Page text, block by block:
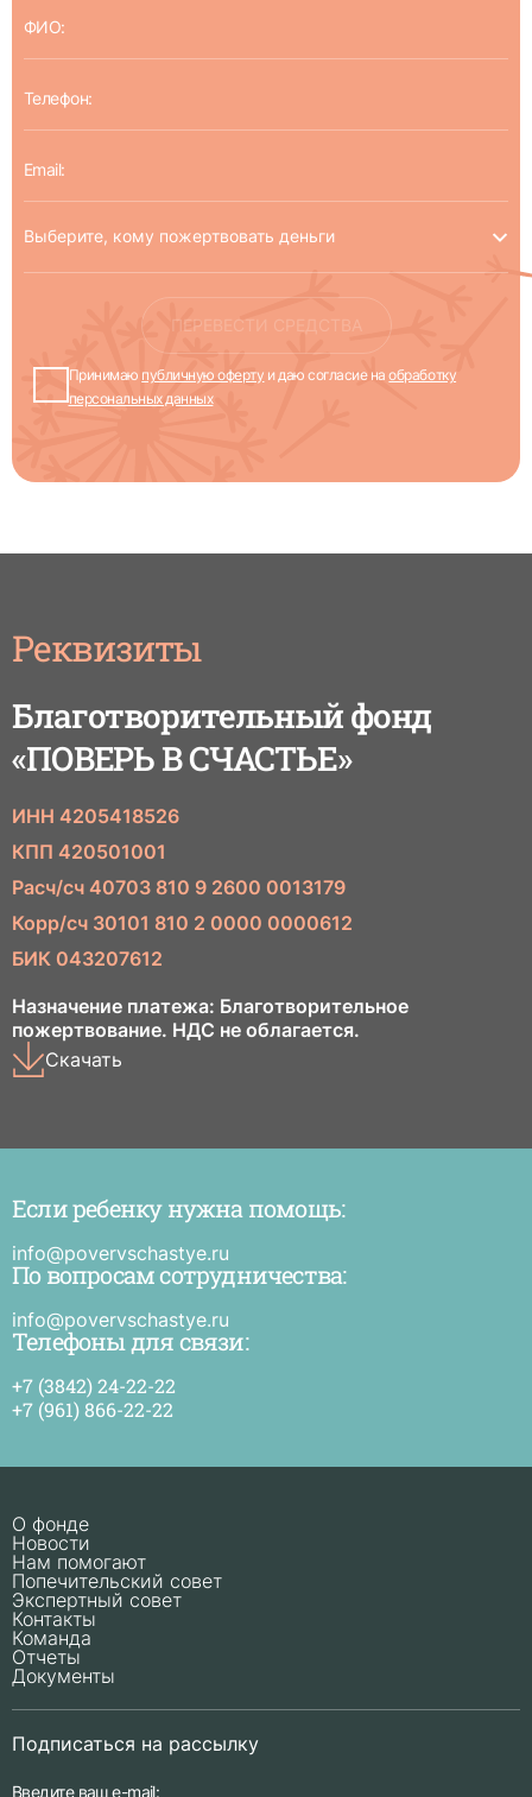
Выберите, кому пожертвовать деньги
ПЕРЕВЕСТИ СРЕДСТВА
Принимаю публичную оферту и даю согласие наобработку
персональных данных
Реквизиты
Благотворительный фонд
«ПОВЕРЬ В СЧАСТЬЕ»
ИНН 4205418526
КПП 420501001
Расч/сч 40703 810 9 2600 0013179
Корр/сч 30101 810 2 0000 0000612
БИК 043207612
Назначение платежа: Благотворительное
пожертвование. НДС не облагается.
Скачать
Если ребенку нужна помощь:
info@povervschastye.ru
По вопросам сотрудничества:
info@povervschastye.ru
Телефоны для связи:
+7 (3842) 24-22-22
+7 (961) 866-22-22
О фонде
Новости
Нам помогают
Попечительский совет
Экспертный совет
Контакты
Команда
Отчеты
Документы
Подписаться на рассылку